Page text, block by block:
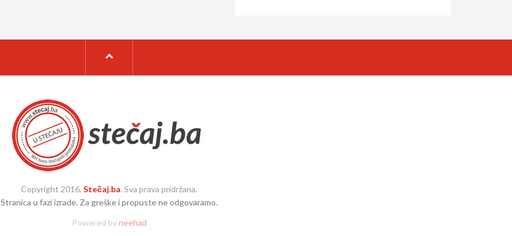
Copyright 2016. Stečaj.ba. Sva prava pridržana.
Stranica u fazi izrade. Za greške i propuste ne odgovaramo.
Powered byneehad